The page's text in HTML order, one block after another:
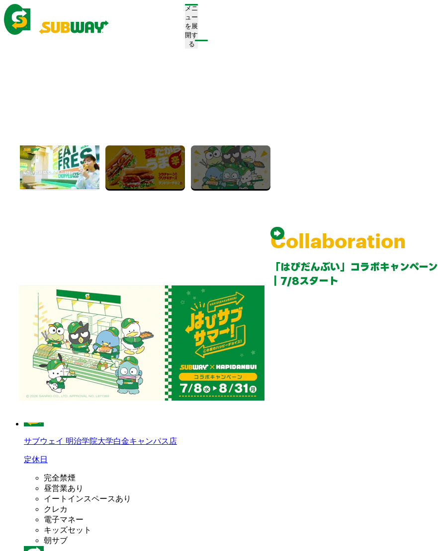
Collaboration
「はぴだんぶい」コラボキャンペーン
｜7/8スタート
メニ
ュー
を展
開す
る
サブウェイ 赤坂メトロピア店
営業終了
サブウェイ 芝大門ファミリーマート店
定休日
完全禁煙
昼営業あり
イートインスペースあり
クレカ
電子マネー
キッズセット
サブウェイ 明治学院大学白金キャンパス店
定休日
完全禁煙
昼営業あり
イートインスペースあり
クレカ
電子マネー
キッズセット
朝サブ